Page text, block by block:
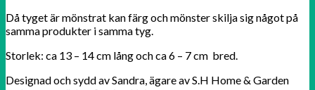
Då tyget är mönstrat kan färg och mönster skilja sig något på
samma produkter i samma tyg.
Storlek: ca 13 – 14 cm lång och ca 6 – 7 cm bred.
Designad och sydd av Sandra, ägare av S.H Home & Garden